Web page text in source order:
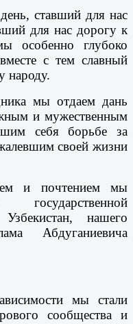
ставший для нас
для нас дорогу к
особенно глубоко
с тем славный
народу.
мы отдаем дань
и мужественным
себя борьбе за
своей жизни
и почтением мы
нашего
Абдуганиевича
мы стали
сообщества и